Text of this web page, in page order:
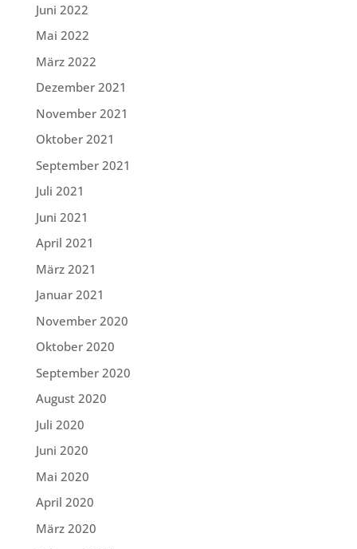
Juni 2022
Mai 2022
März 2022
Dezember 2021
November 2021
Oktober 2021
September 2021
Juli 2021
Juni 2021
April 2021
März 2021
Januar 2021
November 2020
Oktober 2020
September 2020
August 2020
Juli 2020
Juni 2020
Mai 2020
April 2020
März 2020